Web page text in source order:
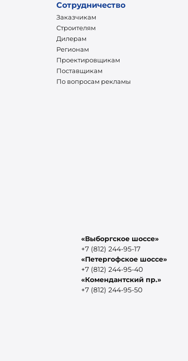
Сотрудничество
Заказчикам
Строителям
Дилерам
Регионам
Проектировщикам
Поставщикам
По вопросам рекламы
«Выборгское шоссе»
+7 (812) 244-95-17
«Петергофское шоссе»
+7 (812) 244-95-40
«Комендантский пр.»
+7 (812) 244-95-50